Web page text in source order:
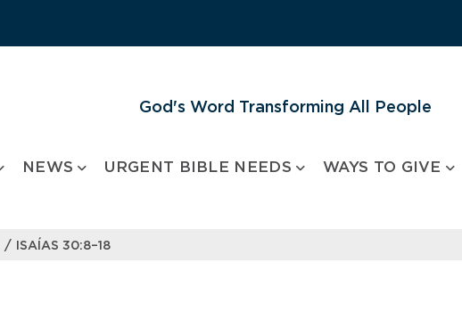
God's Word Transforming All People
NEWS URGENT BIBLE NEEDS WAYS TO GIVE
/ ISAÍAS 30:8–18